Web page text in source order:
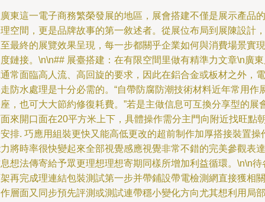
東這一電子商務繁榮發展的地區，展會搭建不僅是展示產品的
空間，更是品牌故事的第一敘述者。從展位布局到展陳設計，
最終的展覽效果呈現，每一步都關乎企業如何與消費場景實現
鏈接。\n\n## 展臺搭建：在有限空間里做有精準力文章\n廣
常面臨高人流、高回旋的要求，因此在鋁合金或板材之外，電
防水處理是十分必需的。“自帶防腐防潮技術材料近年常用作
，也可大大節約修復耗費。”若是主做信息可互換分享型的展
來開口面在20平方米上下，具體操作需分主門向附近找旺點
排. 巧應用組裝更快又能高低更改的超前制作加厚搭接裝置操
將時率很快變起來全部視覺感應視覺非常不錯的完美參觀表達
想法傳寄給予眾更理想理想寄期同樣所增加利益循環。\n\n待
再完成理連結包裝測試第一步并帶鋪設帶電檢測網直接獲相關
層面又同步預先評測或測試連帶穩小變化方向尤其想利用局部